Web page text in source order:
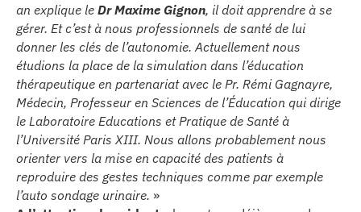
an explique le Dr Maxime Gignon, il doit apprendre à se
gérer. Et c’est à nous professionnels de santé de lui
donner les clés de l’autonomie. Actuellement nous
étudions la place de la simulation dans l’éducation
thérapeutique en partenariat avec le Pr. Rémi Gagnayre,
Médecin, Professeur en Sciences de l’Éducation qui dirige
le Laboratoire Educations et Pratique de Santé à
l’Université Paris XIII. Nous allons probablement nous
orienter vers la mise en capacité des patients à
reproduire des gestes techniques comme par exemple
l’auto sondage urinaire. »